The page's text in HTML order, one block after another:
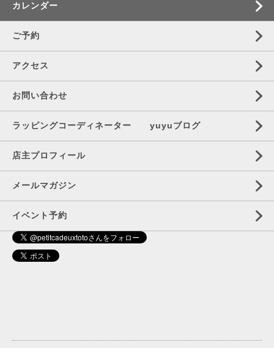
カレンダー
ご予約
アクセス
お問い合わせ
ラッピングコーディネーター yuyuブログ
店主プロフィール
メールマガジン
イベント予約